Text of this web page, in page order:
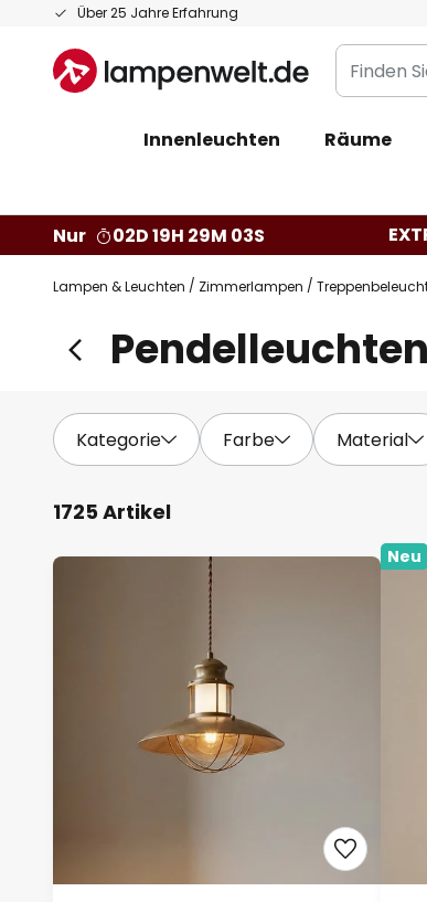
Über 25 Jahre Erfahrung
Zum
springen
Finden
Sie
Leuchte...
Innenleuchten Räume
Nur
02D 19H 29M 01S
Lampen & Leuchten Zimmerlampen
Kategorie Farbe Material
1725 Artikel
Neu